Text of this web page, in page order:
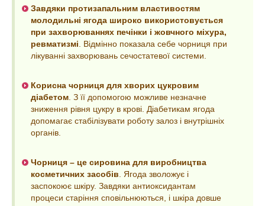
Завдяки протизапальним властивостям
молодильні ягода широко використовується
при захворюваннях печінки і жовчного міхура,
ревматизмі . Відмінно показала себе чорниця при
лікуванні захворювань сечостатевої системи.
Корисна чорниця для хворих цукровим
діабетом . З її допомогою можливе незначне
зниження рівня цукру в крові. Діабетикам ягода
допомагає стабілізувати роботу залоз і внутрішніх
органів.
Чорниця – це сировина для виробництва
косметичних засобів . Ягода зволожує і
заспокоює шкіру. Завдяки антиоксидантам
процеси старіння сповільнюються, і шкіра довше